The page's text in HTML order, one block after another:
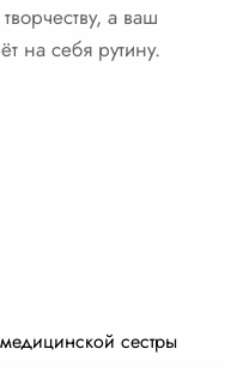
а ваш
на себя рутину.
сестры